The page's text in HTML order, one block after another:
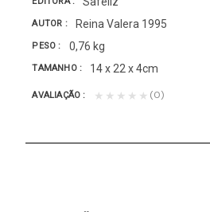
AUTOR Reina Valera 1995
PESO 0,76 kg
TAMANHO 14 x 22 x 4cm
AVALIAÇÃO ★★★★★ (0)